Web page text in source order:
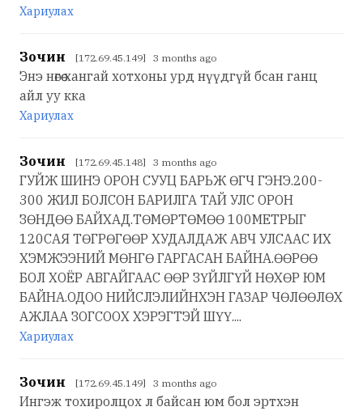
Хариулах
Зочин [172.69.45.149] 3 months ago
Энэ нөгөө хангай хотхоны урд нүүдгүй бсан ганц
айл уу кка
Хариулах
Зочин [172.69.45.148] 3 months ago
ГУЙЖ ШИНЭ ОРОН СУУЦ БАРЬЖ ӨГЧ ГЭНЭ.200-
300 ЖИЛ БОЛСОН БАРИЛГА ТАЙ УЛС ОРОН
ЗӨНДӨӨ БАЙХАД.ТӨМӨРТӨМӨӨ 100МЕТРЫГ
120САЯ ТӨГРӨГӨӨР ХУДАЛДАЖ АВЧ УЛСААС ИХ
ХЭМЖЭЭНИЙ МӨНГӨ ГАРГАСАН БАЙНА.ӨӨРӨӨ
БОЛ ХОЁР АВГАЙГААС ӨӨР ЗҮЙЛГҮЙ НӨХӨР ЮМ
БАЙНА.ОДОО НИЙСЛЭЛИЙНХЭН ГАЗАР ЧӨЛӨӨЛӨХ
АЖЛАА ЗОГСООХ ХЭРЭГТЭЙ ШҮҮ....
Хариулах
Зочин [172.69.45.149] 3 months ago
Ингэж тохиролцох л байсан юм бол эртхэн